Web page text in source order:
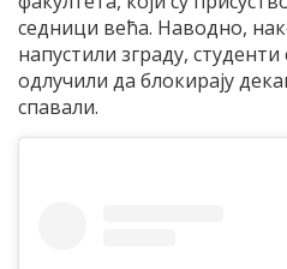
седници већа. Наводно,
напустили зграду, студенти
одлучили да блокирају
спавали.